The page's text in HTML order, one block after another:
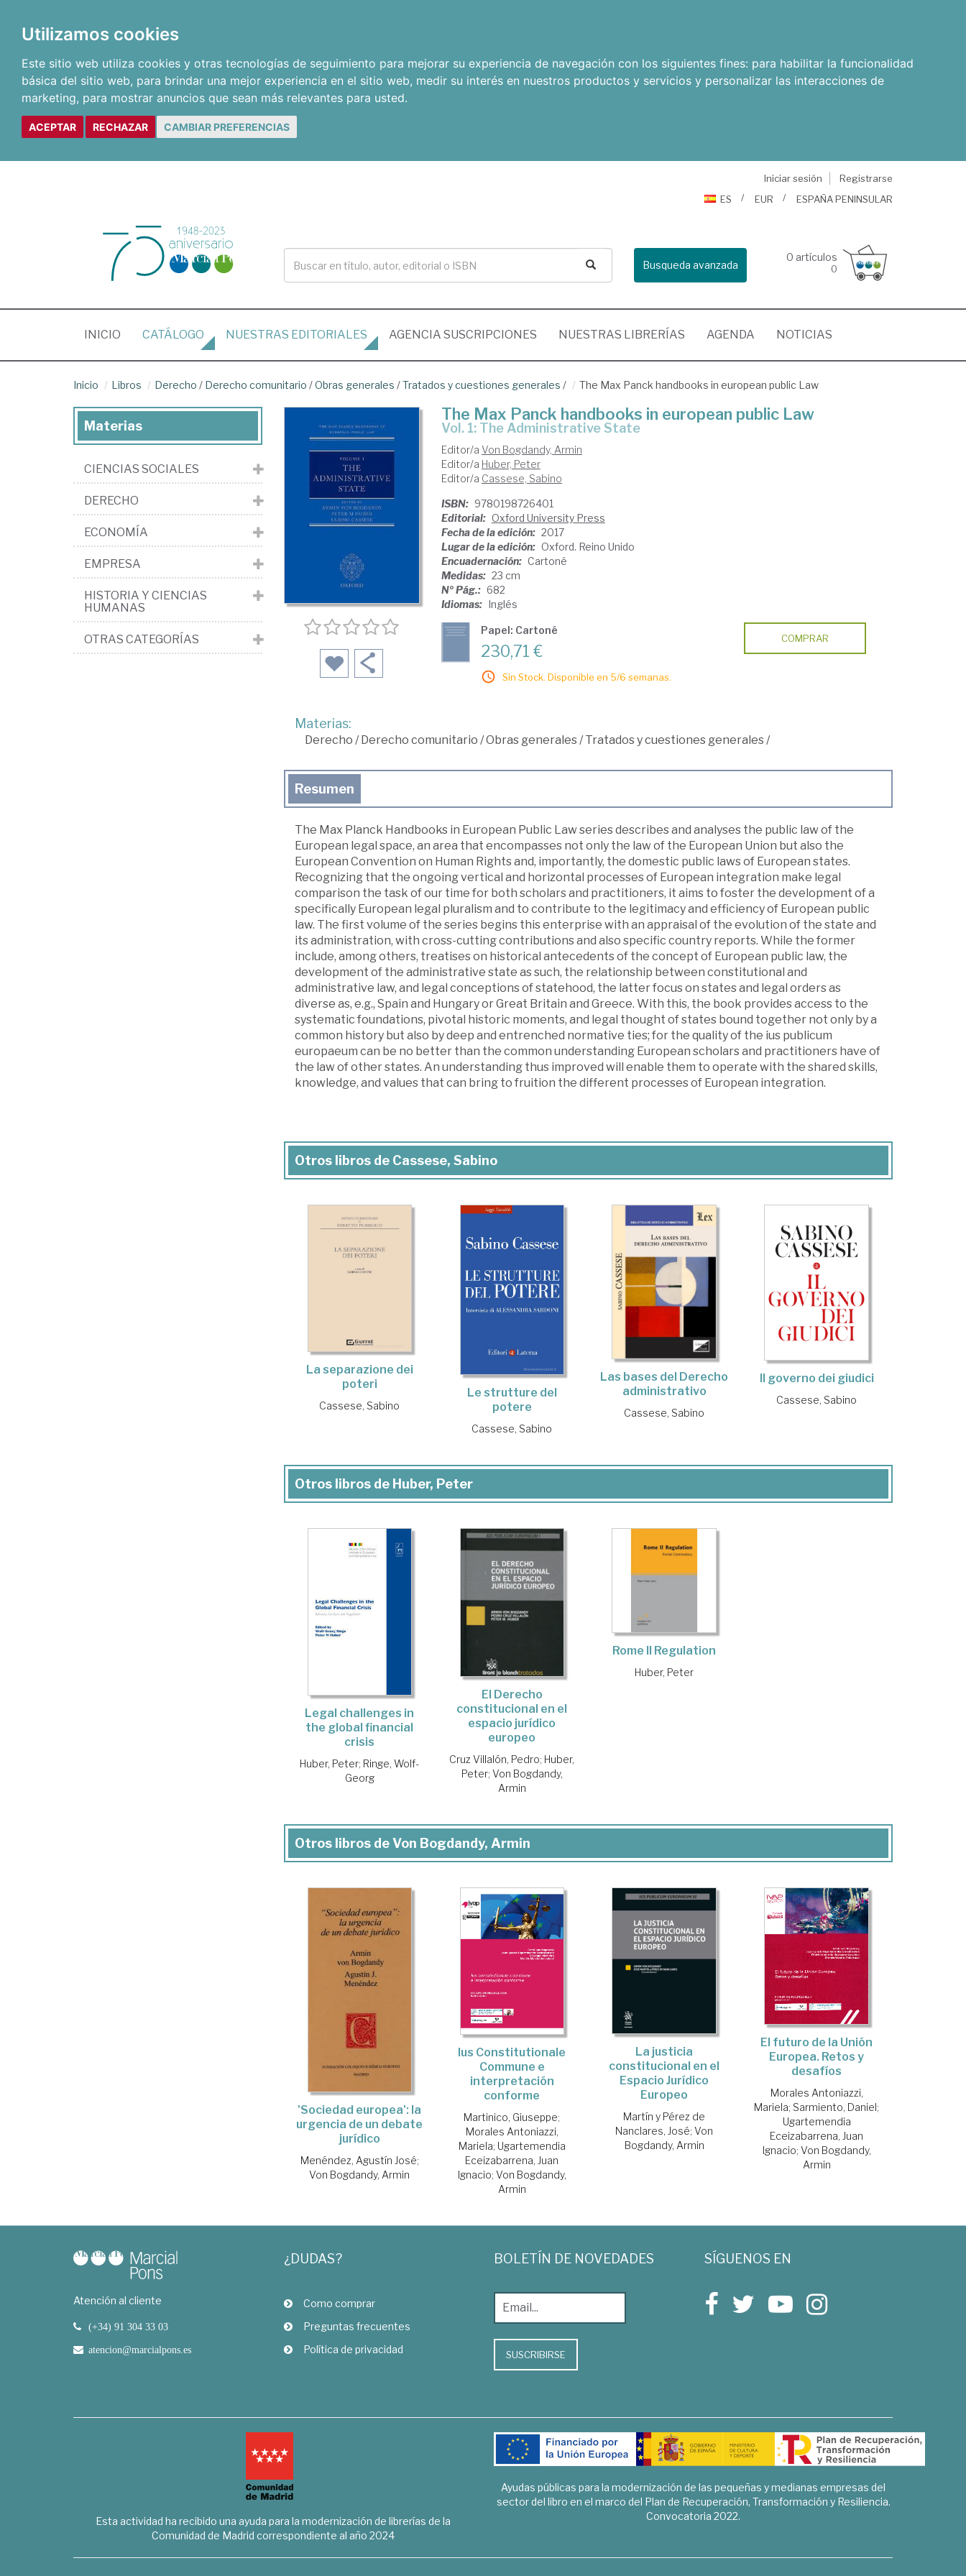
Utilizamos cookies
Este sitio web utiliza cookies y otras tecnologías de seguimiento para mejorar su experiencia de navegación con los siguientes fines: para habilitar la funcionalidad
básica del sitio web, para brindar una mejor experiencia en el sitio web, medir su interés en nuestros productos y servicios y personalizar las interacciones de
marketing, para mostrar anuncios que sean más relevantes para usted.
ACEPTAR RECHAZAR CAMBIAR PREFERENCIAS
Iniciar sesión
Registrarse
ES
EUR ESPAÑA PENINSULAR
Busqueda avanzada
0 artículos
0
INICIO (CURRENT)
CATÁLOGO NUESTRAS EDITORIALES AGENCIA SUSCRIPCIONES NUESTRAS LIBRERÍAS AGENDA NOTICIAS
Inicio Libros Derecho / Derecho comunitario /Obras generales /Tratados y cuestiones generales / The Max Panck handbooks in european public Law
The Max Panck handbooks in european public Law
Vol. 1: The Administrative State
Editor/a Von Bogdandy, Armin
Editor/a Huber, Peter
Editor/a Cassese, Sabino
ISBN: 9780198726401
Editorial: Oxford University Press
Fecha de la edición: 2017
Lugar de la edición: Oxford. Reino Unido
Encuadernación: Cartoné
Medidas: 23 cm
Nº Pág.: 682
Idiomas: Inglés
Papel: Cartoné
230,71 €
Sin Stock. Disponible en 5/6 semanas.
COMPRAR
Materias:
Derecho /Derecho comunitario /Obras generales/Tratados y cuestiones generales/
Resumen
The Max Planck Handbooks in European Public Law series describes and analyses the public law of the
European legal space, an area that encompasses not only the law of the European Union but also the
European Convention on Human Rights and, importantly, the domestic public laws of European states.
Recognizing that the ongoing vertical and horizontal processes of European integration make legal
comparison the task of our time for both scholars and practitioners, it aims to foster the development of a
specifically European legal pluralism and to contribute to the legitimacy and efficiency of European public
law. The first volume of the series begins this enterprise with an appraisal of the evolution of the state and
its administration, with cross-cutting contributions and also specific country reports. While the former
include, among others, treatises on historical antecedents of the concept of European public law, the
development of the administrative state as such, the relationship between constitutional and
administrative law, and legal conceptions of statehood, the latter focus on states and legal orders as
diverse as, e.g., Spain and Hungary or Great Britain and Greece. With this, the book provides access to the
systematic foundations, pivotal historic moments, and legal thought of states bound together not only by a
common history but also by deep and entrenched normative ties; for the quality of the ius publicum
europaeum can be no better than the common understanding European scholars and practitioners have of
the law of other states. An understanding thus improved will enable them to operate with the shared skills,
knowledge, and values that can bring to fruition the different processes of European integration.
Otros libros de Cassese, Sabino
La separazione dei
poteri
Cassese, Sabino
Le strutture del
potere
Cassese, Sabino
Las bases del Derecho
administrativo
Cassese, Sabino
Il governo dei giudici
Cassese, Sabino
Otros libros de Huber, Peter
Legal challenges in
the global financial
crisis
Huber, Peter; Ringe, Wolf-
Georg
El Derecho
constitucional en el
espacio jurídico
europeo
Cruz Villalón, Pedro; Huber,
Peter; Von Bogdandy,
Armin
Rome II Regulation
Huber, Peter
Otros libros de Von Bogdandy, Armin
'Sociedad europea': la
urgencia de un debate
jurídico
Menéndez, Agustín José;
Von Bogdandy, Armin
Ius Constitutionale
Commune e
interpretación
conforme
Martinico, Giuseppe;
Morales Antoniazzi,
Mariela; Ugartemendia
Eceizabarrena, Juan
Ignacio; Von Bogdandy,
Armin
La justicia
constitucional en el
Espacio Jurídico
Europeo
Martín y Pérez de
Nanclares, José;Von
Bogdandy, Armin
El futuro de la Unión
Europea. Retos y
desafíos
Morales Antoniazzi,
Mariela; Sarmiento, Daniel;
Ugartemendia
Eceizabarrena, Juan
Ignacio; Von Bogdandy,
Armin
Materias
CIENCIAS SOCIALES
DERECHO
ECONOMÍA
EMPRESA
HISTORIA Y CIENCIAS
HUMANAS
OTRAS CATEGORÍAS
Atención al cliente
(+34) 91 304 33 03
atencion@marcialpons.es
¿DUDAS?
Como comprar
Preguntas frecuentes
Política de privacidad
BOLETÍN DE NOVEDADES
SUSCRIBIRSE
SÍGUENOS EN
Esta actividad ha recibido una ayuda para la modernización de librerías de la
Comunidad de Madrid correspondiente al año 2024
Ayudas públicas para la modernización de las pequeñas y medianas empresas del
sector del libro en el marco del Plan de Recuperación, Transformación y Resiliencia.
Convocatoria 2022.